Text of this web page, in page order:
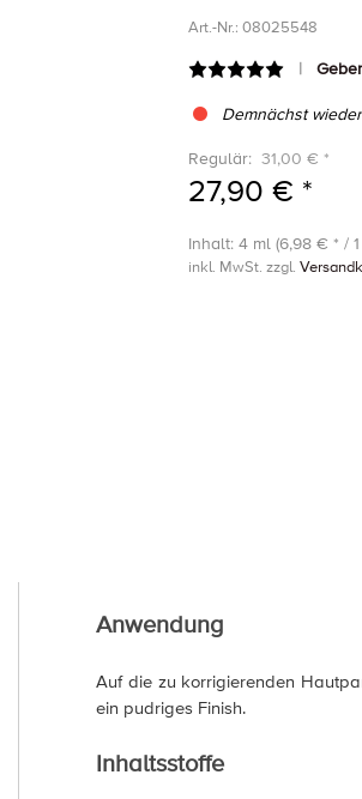
Art.-Nr.: 08025548
Demnächst
Regulär: 31,00 € *
27,90 € *
Inhalt: 4 ml (6,98 € * /
inkl. MwSt. zzgl.
Anwendung
Auf die zu korrigierenden
ein pudriges Finish.
Inhaltsstoffe